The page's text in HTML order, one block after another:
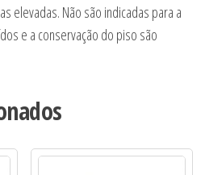
elevadas. Não são indicadas para a
e a conservação do piso são